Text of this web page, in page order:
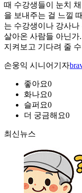
때 수강생들이 눈치
을 보내주는 걸 느낄
는 수강생이나 강사
살아온 사람들 아닌
지켜보고 기다려 줄
손웅익 시니어기자
좋아요0
화나요0
슬퍼요0
더 궁금해요0
최신뉴스